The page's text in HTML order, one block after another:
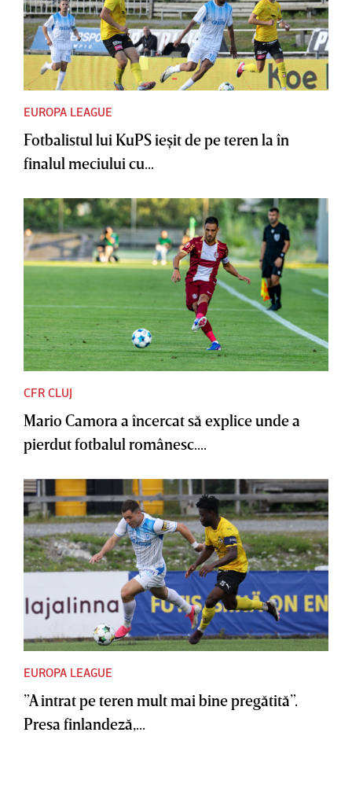
EUROPA LEAGUE
Fotbalistul lui KuPS ieşit de pe teren la în
finalul meciului cu...
CFR CLUJ
Mario Camora a încercat să explice unde a
pierdut fotbalul românesc....
EUROPA LEAGUE
”A intrat pe teren mult mai bine pregătită”.
Presa finlandeză,...